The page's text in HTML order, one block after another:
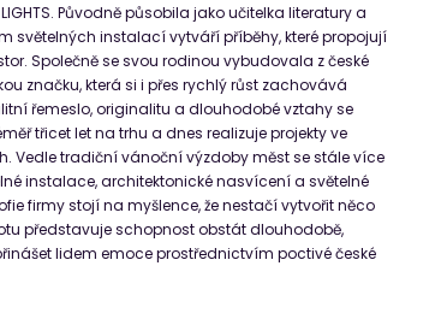
Původně působila jako učitelka literatury a
světelných instalací vytváří příběhy, které propojují
Společně se svou rodinou vybudovala z české
značku, která si i přes rychlý růst zachovává
řemeslo, originalitu a dlouhodobé vztahy se
třicet let na trhu a dnes realizuje projekty ve
Vedle tradiční vánoční výzdoby měst se stále více
instalace, architektonické nasvícení a světelné
firmy stojí na myšlence, že nestačí vytvořit něco
představuje schopnost obstát dlouhodobě,
lidem emoce prostřednictvím poctivé české